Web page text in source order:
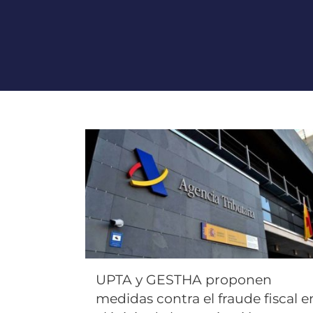
UPTA y GESTHA proponen
medidas contra el fraude fiscal